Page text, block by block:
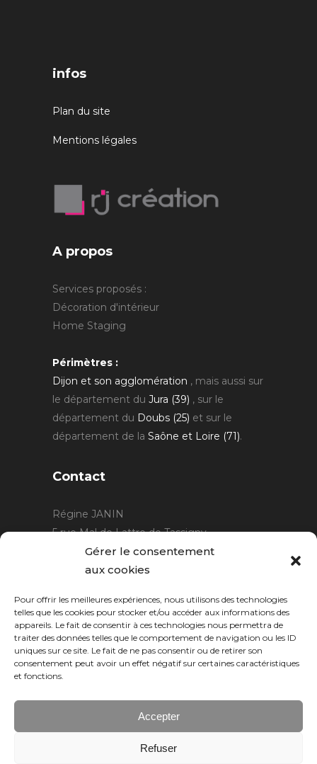
Gérer le consentement
aux cookies
Pour offrir les meilleures expériences, nous utilisons des technologies
telles que les cookies pour stocker et/ou accéder aux informations des
appareils. Le fait de consentir à ces technologies nous permettra de
traiter des données telles que le comportement de navigation ou les ID
uniques sur ce site. Le fait de ne pas consentir ou de retirer son
consentement peut avoir un effet négatif sur certaines caractéristiques
et fonctions.
Accepter
Refuser
infos
Plan du site
Mentions légales
A propos
Services proposés :
Décoration d'intérieur
Home Staging
Périmètres :
Dijon et son agglomération , mais aussi sur
le département du Jura (39) , sur le
département du Doubs (25) et sur le
département de la Saône et Loire (71).
Contact
Régine JANIN
5 rue Mal de Lattre de Tassigny
21220 Gevrey Chambertin
06 15 15 80 29
Horaires :sur rendez-vous.